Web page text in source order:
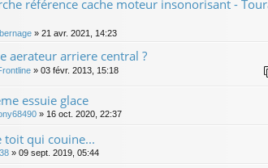
référence cache moteur insonorisant -
» 21 avr. 2021, 14:23
aerateur arriere central ?
» 03 févr. 2013, 15:18
essuie glace
» 16 oct. 2020, 22:37
toit qui couine...
» 09 sept. 2019, 05:44